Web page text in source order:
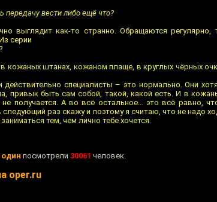
передачу вести либо ещё что?
выглядит как-то странно. Обращаются регулярно,
серии
кожаных штанах, кожаном плаще, в круглых чёрных
действительно специалисты – это нормально. Они
привык быть сам собой, такой, какой есть. И в
получается. А во всё остальное… это всё равно,
раз скажу и поэтому я считаю, что не надо
тем, чем лично тебе хочется.
один посмотрели 30061 человек.
oper.ru